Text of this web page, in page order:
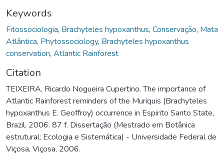
Keywords
Fitossociologia, Brachyteles hypoxanthus, Conservação, Mata
Atlântica, Phytossociology, Brachyteles hypoxanthus
conservation, Atlantic Rainforest
Citation
TEIXEIRA, Ricardo Nogueira Cupertino. The importance of
Atlantic Rainforest reminders of the Muriquis (Brachyteles
hypoxanthus E. Geoffroy) occurrence in Espirito Santo State,
Brazil. 2006. 87 f. Dissertação (Mestrado em Botânica
estrutural; Ecologia e Sistemática) - Universidade Federal de
Viçosa, Viçosa, 2006.